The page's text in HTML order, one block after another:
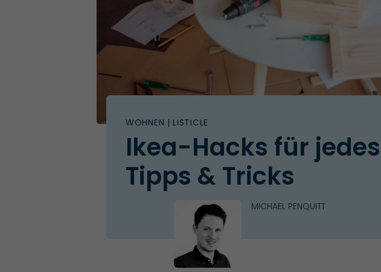
WOHNEN | LISTICLE
Ikea-Hacks für
Tipps & Tricks
MICHAEL PENQUITT